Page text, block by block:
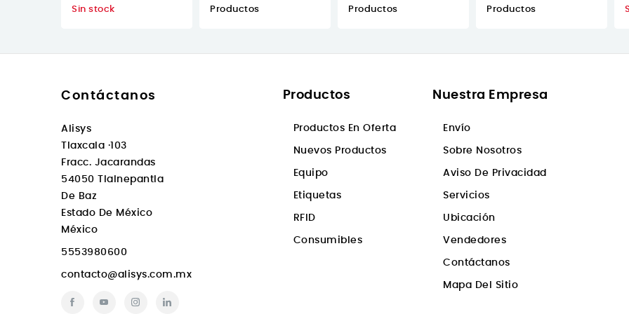
Sin stock
Productos
Productos
Productos
Contáctanos
Alisys
Tlaxcala ·103
Fracc. Jacarandas
54050 Tlalnepantla
De Baz
Estado De México
México
5553980600
contacto@alisys.com.mx
Productos
Productos En Oferta
Nuevos Productos
Equipo
Etiquetas
RFID
Consumibles
Nuestra Empresa
Envío
Sobre Nosotros
Aviso De Privacidad
Servicios
Ubicación
Vendedores
Contáctanos
Mapa Del Sitio